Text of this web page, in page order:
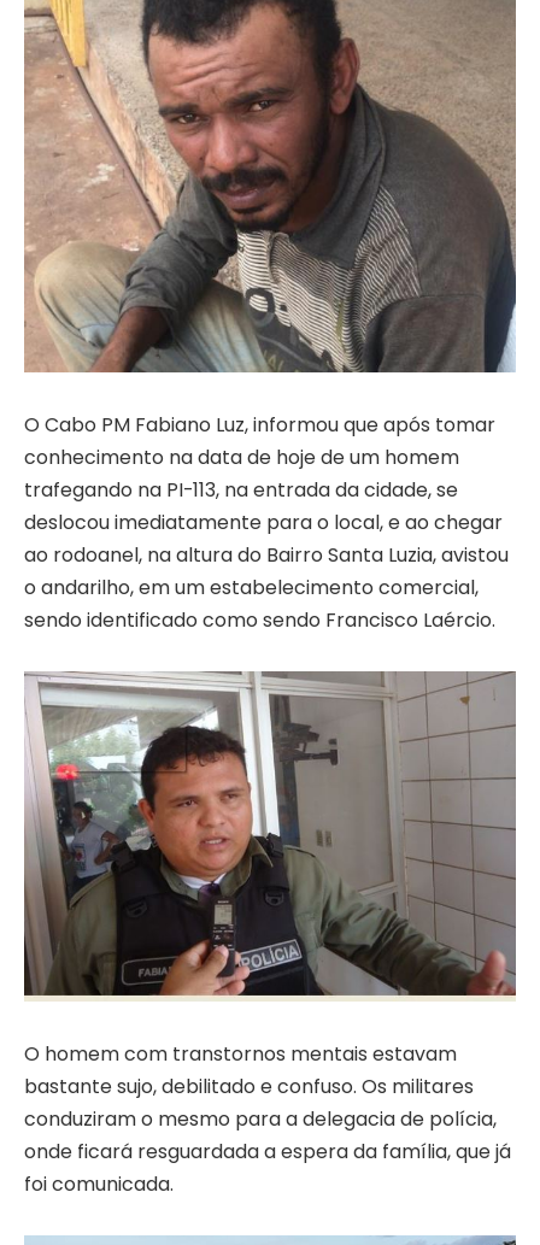
O Cabo PM Fabiano Luz, informou que após tomar
conhecimento na data de hoje de um homem
trafegando na PI-113, na entrada da cidade, se
deslocou imediatamente para o local, e ao chegar
ao rodoanel, na altura do Bairro Santa Luzia, avistou
o andarilho, em um estabelecimento comercial,
sendo identificado como sendo Francisco Laércio.
O homem com transtornos mentais estavam
bastante sujo, debilitado e confuso. Os militares
conduziram o mesmo para a delegacia de polícia,
onde ficará resguardada a espera da família, que já
foi comunicada.